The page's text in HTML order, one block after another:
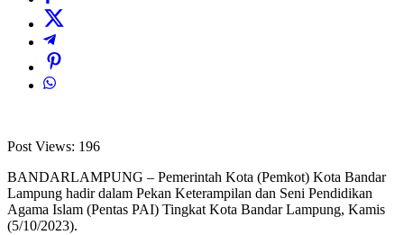
Post Views: 196
BANDARLAMPUNG – Pemerintah Kota (Pemkot) Kota Bandar
Lampung hadir dalam Pekan Keterampilan dan Seni Pendidikan
Agama Islam (Pentas PAI) Tingkat Kota Bandar Lampung, Kamis
(5/10/2023).